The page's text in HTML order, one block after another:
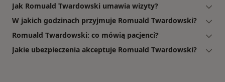
Jak Romuald Twardowski umawia wizyty?
W jakich godzinach przyjmuje Romuald Twardowski?
Romuald Twardowski: co mówią pacjenci?
Jakie ubezpieczenia akceptuje Romuald Twardowski?